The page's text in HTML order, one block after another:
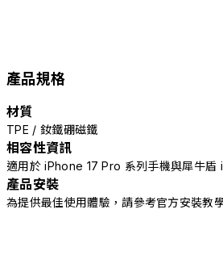
產品規格
材質
TPE / 釹鐵硼磁鐵
相容性資訊
適用於 iPhone 17 Pro 系列手機與犀牛盾
產品安裝
為提供最佳使用體驗，請參考官方安裝教